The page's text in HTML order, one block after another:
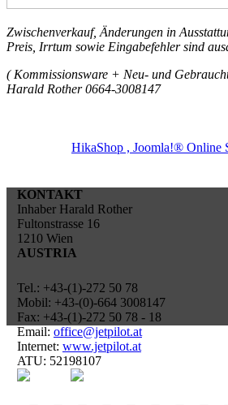
Zwischenverkauf, Änderungen in
Preis, Irrtum sowie Eingabefehler sind
( Kommissionsware + Neu- und
Harald Rother 0664-3008147
HikaShop , Joomla!® Online
KONTAKT
Inhaber Harald Rother
Fultonstrasse 16
1210 Wien
AUSTRIA
Tel.: +43-(1)-272 50 78
Mobil: +43-(0)-664 3008147
Fax: +43-(1)-272 50 78 - 18
Email: office@jetpilot.at
Internet: www.jetpilot.at
ATU: 52198107